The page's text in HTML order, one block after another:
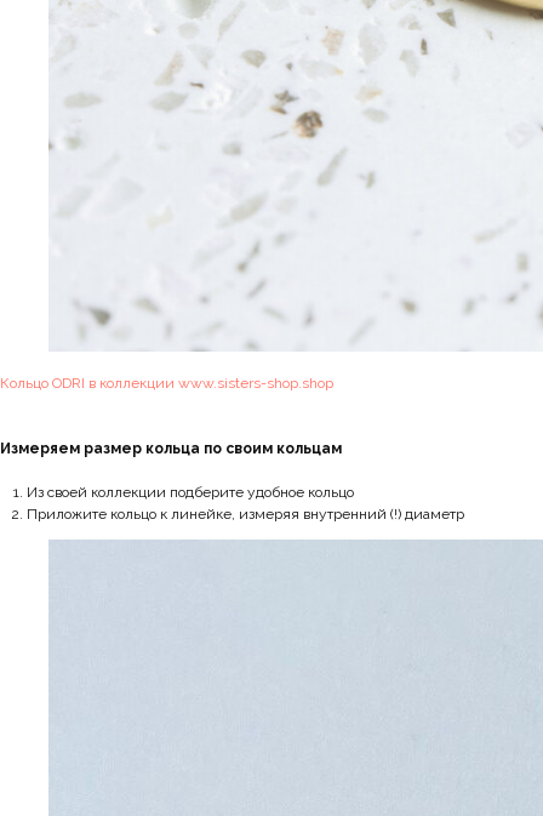
Кольцо ODRI в коллекции www.sisters-shop.shop
Измеряем размер кольца по своим кольцам
Из своей коллекции подберите удобное кольцо
Приложите кольцо к линейке, измеряя внутренний (!) диаметр